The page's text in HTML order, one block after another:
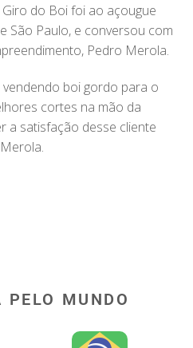
do Boi foi ao açougue
São Paulo, e conversou com
Pedro Merola.
boi gordo para o
cortes na mão da
a satisfação desse cliente
PELO MUNDO